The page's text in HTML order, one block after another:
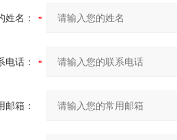
姓名：
电话：
邮箱：